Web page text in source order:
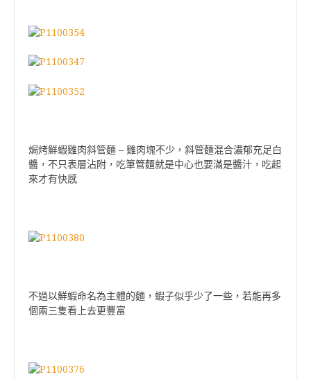
焗烤鮮蝦雞肉斜管麵 – 雞肉塊不少，斜管麵混合濃郁充足白
醬，不只表層沾附，吃筆管麵就是中心也要滿是醬汁，吃起
來才有快感
不過以鮮蝦命名為主體的麵，蝦子似乎少了一些，若能再多
個兩三隻看上去更豐富